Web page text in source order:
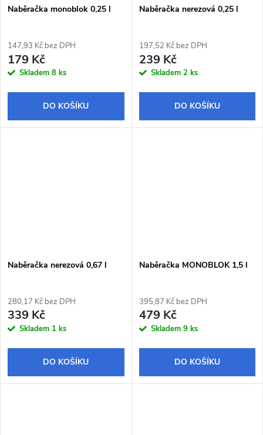
Naběračka monoblok 0,25 l
147,93 Kč bez DPH
179 Kč
Skladem 8 ks
DO KOŠÍKU
Naběračka nerezová 0,25 l
197,52 Kč bez DPH
239 Kč
Skladem 2 ks
DO KOŠÍKU
Naběračka nerezová 0,67 l
280,17 Kč bez DPH
339 Kč
Skladem 1 ks
DO KOŠÍKU
Naběračka MONOBLOK 1,5 l
395,87 Kč bez DPH
479 Kč
Skladem 9 ks
DO KOŠÍKU